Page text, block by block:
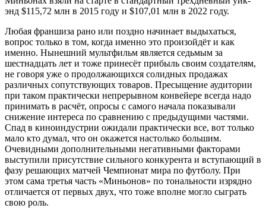
энд $115,72 млн в 2015 году и $107,01 млн в 2022 году.
Любая франшиза рано или поздно начинает выдыхаться,
вопрос только в том, когда именно это произойдёт и как
именно. Нынешний мультфильм является седьмым за
шестнадцать лет и тоже принесёт прибыль своим создателям,
не говоря уже о продолжающихся солидных продажах
различных сопутствующих товаров. Пресыщение аудитории
при таком практически непрерывном конвейере всегда надо
принимать в расчёт, опросы с самого начала показывали
снижение интереса по сравнению с предыдущими частями.
Спад в киноиндустрии ожидали практически все, вот только
мало кто думал, что он окажется настолько большим.
Очевидными дополнительными негативными факторами
выступили присутствие сильного конкурента и вступающий в
фазу решающих матчей Чемпионат мира по футболу. При
этом сама третья часть «Миньонов» по тональности изрядно
отличается от первых двух, что тоже вполне могло сыграть
свою роль.